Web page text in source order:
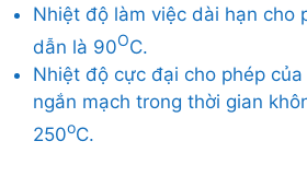
Nhiệt độ làm việc dài hạn cho
dẫn là 90OC.
Nhiệt độ cực đại cho phép
ngắn mạch trong thời gian
250oC.